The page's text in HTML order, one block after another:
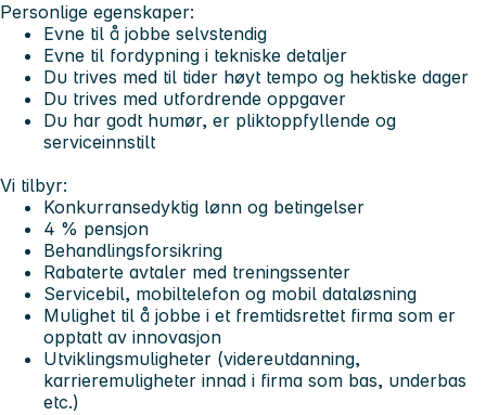
Personlige egenskaper:
Evne til å jobbe selvstendig
Evne til fordypning i tekniske detaljer
Du trives med til tider høyt tempo og hektiske dager
Du trives med utfordrende oppgaver
Du har godt humør, er pliktoppfyllende og
serviceinnstilt
Vi tilbyr:
Konkurransedyktig lønn og betingelser
4 % pensjon
Behandlingsforsikring
Rabaterte avtaler med treningssenter
Servicebil, mobiltelefon og mobil dataløsning
Mulighet til å jobbe i et fremtidsrettet firma som er
opptatt av innovasjon
Utviklingsmuligheter (videreutdanning,
karrieremuligheter innad i firma som bas, underbas
etc.)